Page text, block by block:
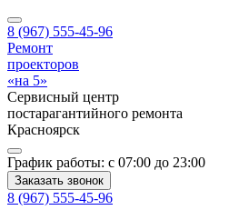
8 (967) 555-45-96
Ремонт
проекторов
«на 5»
Сервисный центр
постарагантийного ремонта
Красноярск
График работы: с 07:00 до 23:00
Заказать звонок
8 (967) 555-45-96